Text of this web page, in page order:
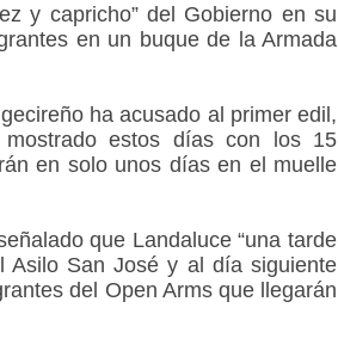
y capricho” del Gobierno en su
en un buque de la Armada
ha acusado al primer edil,
estos días con los 15
en solo unos días en el muelle
que Landaluce “una tarde
Asilo San José y al día siguiente
del Open Arms que llegarán